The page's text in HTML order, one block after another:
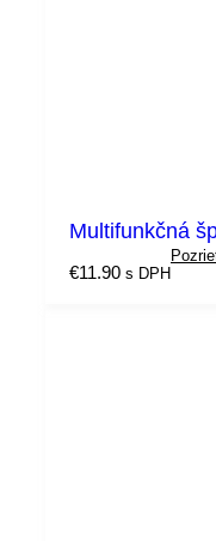
Multifunkčná
€11.90 s DPH